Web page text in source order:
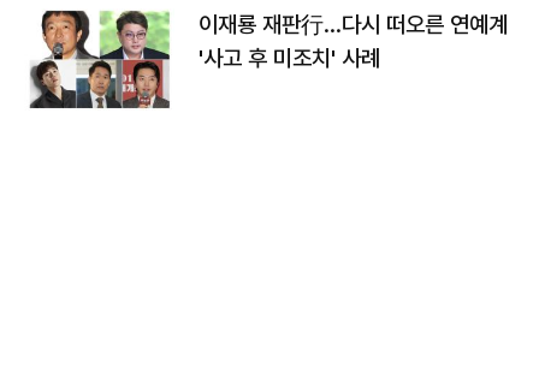
이재룡 재판行…다시 떠오른 연예계
'사고 후 미조치' 사례